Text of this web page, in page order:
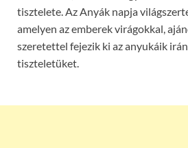
tisztelete. Az Anyák napja
amelyen az emberek virágokkal,
szeretettel fejezik ki az anyukáik
tiszteletüket.